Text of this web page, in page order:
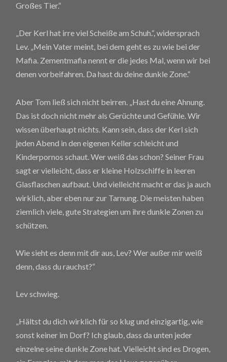
Großes Tier.“
„Der Kerl hat irre viel Scheiße am Schuh.“, widersprach
Lev. „Mein Vater meint, bei dem geht es zu wie bei der
Mafia. Zementmafia nennt er die jedes Mal, wenn wir bei
denen vorbeifahren. Da hast du deine dunkle Zone.“
Aber Tom ließ sich nicht beirren. „Hast du eine Ahnung.
Das ist doch nicht mehr als Gerüchte und Gefühle. Wir
wissen überhaupt nichts. Kann sein, dass der Kerl sich
jeden Abend in den eigenen Keller schleicht und
Kinderpornos schaut. Wer weiß das schon? Seiner Frau
sagt er vielleicht, dass er kleine Holzschiffe in leeren
Glasflaschen aufbaut. Und vielleicht macht er das ja auch
wirklich, aber eben nur zur Tarnung. Die meisten haben
ziemlich viele, gute Strategien um ihre dunkle Zonen zu
schützen.
Wie sieht es denn mit dir aus, Lev? Wer außer mir weiß
denn, dass du rauchst?“
Lev schwieg.
„Hältst du dich wirklich für so klug und einzigartig, wie
sonst keiner im Dorf? Ich glaub, dass da unten jeder
einzelne seine dunkle Zone hat. Vielleicht sind es Drogen,